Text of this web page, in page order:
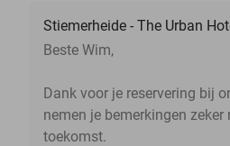
Beste Wim,
Dank voor je reservering bij
nemen je bemerkingen zeker
toekomst.